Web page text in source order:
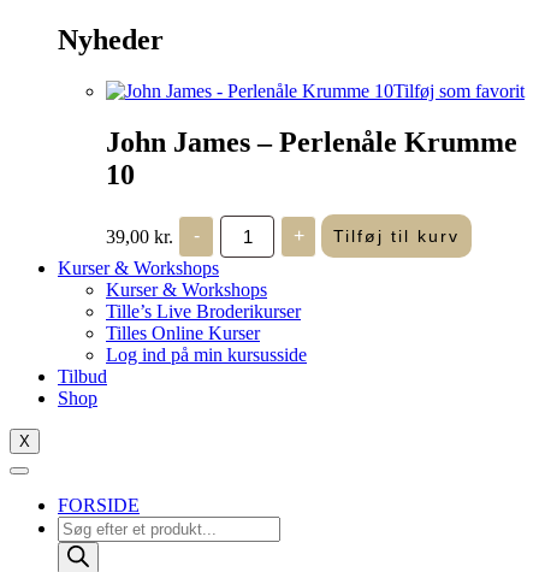
Nyheder
Tilføj som favorit
John James – Perlenåle Krumme
10
39,00 kr. -
John
James
-
Perlenåle
Krumme
10
antal
+ Tilføj til kurv
Kurser & Workshops
Kurser & Workshops
Tille’s Live Broderikurser
Tilles Online Kurser
Log ind på min kursusside
Tilbud
Shop
X
FORSIDE
Products
search